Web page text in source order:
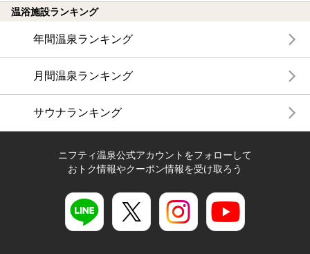
温浴施設ランキング
年間温泉ランキング
月間温泉ランキング
サウナランキング
ニフティ温泉公式アカウントをフォローして
おトク情報やクーポン情報を受け取ろう